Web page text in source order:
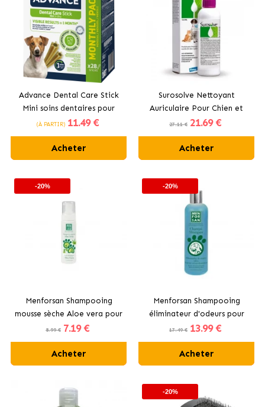
Advance Dental Care Stick
Mini soins dentaires pour
chiens
(À PARTIR) 11.49 €
Acheter
Surosolve Nettoyant
Auriculaire Pour Chien et
Chat
27.11 € 21.69 €
Acheter
-20%
Menforsan Shampooing
mousse sèche Aloe vera pour
chien
8.99 € 7.19 €
Acheter
-20%
Menforsan Shampooing
éliminateur d'odeurs pour
chien
17.49 € 13.99 €
Acheter
-20%